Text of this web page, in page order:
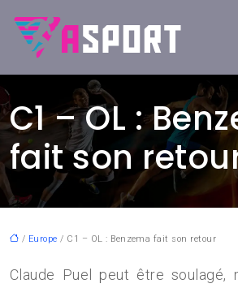
C1 – OL :
fait son
/ Europe / C1 – OL : Benzema fait son retour
Claude Puel peut être soulagé,